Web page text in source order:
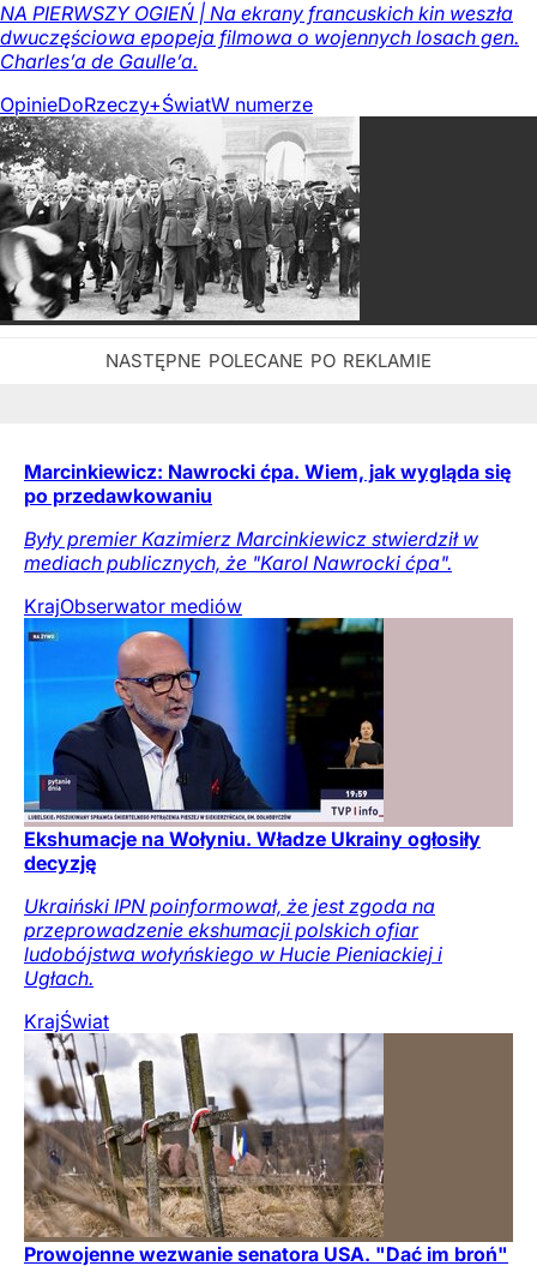
NA PIERWSZY OGIEŃ | Na ekrany francuskich kin weszła
dwuczęściowa epopeja filmowa o wojennych losach gen.
Charles’a de Gaulle’a.
OpinieDoRzeczy+ŚwiatW numerze
Marcinkiewicz: Nawrocki ćpa. Wiem, jak wygląda się
po przedawkowaniu
Były premier Kazimierz Marcinkiewicz stwierdził w
mediach publicznych, że "Karol Nawrocki ćpa".
KrajObserwator mediów
Ekshumacje na Wołyniu. Władze Ukrainy ogłosiły
decyzję
Ukraiński IPN poinformował, że jest zgoda na
przeprowadzenie ekshumacji polskich ofiar
ludobójstwa wołyńskiego w Hucie Pieniackiej i
Ugłach.
KrajŚwiat
Prowojenne wezwanie senatora USA. "Dać im broń"